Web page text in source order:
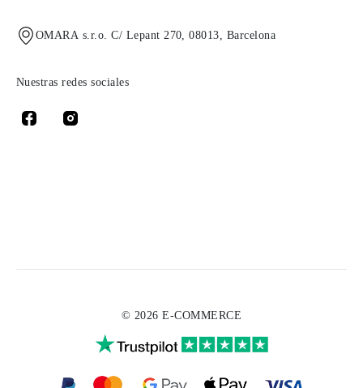
OMARA s.r.o. C/ Lepant 270, 08013, Barcelona
Nuestras redes sociales
© 2026 E-COMMERCE